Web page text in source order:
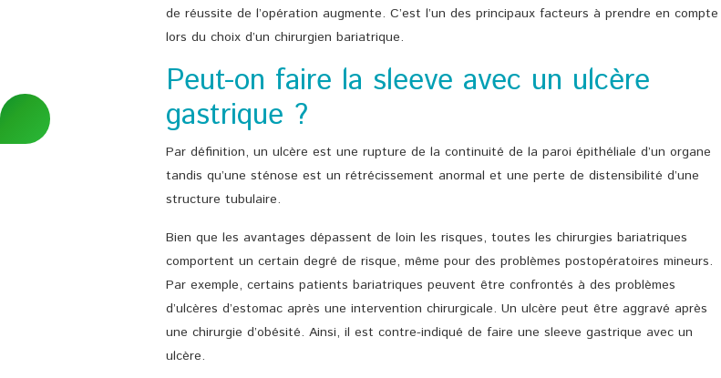
de réussite de l’opération augmente. C’est l’un des principaux facteurs à prendre en compte
lors du choix d’un chirurgien bariatrique.
Peut-on faire la sleeve avec un ulcère
gastrique ?
Par définition, un ulcère est une rupture de la continuité de la paroi épithéliale d’un organe
tandis qu’une sténose est un rétrécissement anormal et une perte de distensibilité d’une
structure tubulaire.
Bien que les avantages dépassent de loin les risques, toutes les chirurgies bariatriques
comportent un certain degré de risque, même pour des problèmes postopératoires mineurs.
Par exemple, certains patients bariatriques peuvent être confrontés à des problèmes
d’ulcères d’estomac après une intervention chirurgicale. Un ulcère peut être aggravé après
une chirurgie d’obésité. Ainsi, il est contre-indiqué de faire une sleeve gastrique avec un
ulcère.